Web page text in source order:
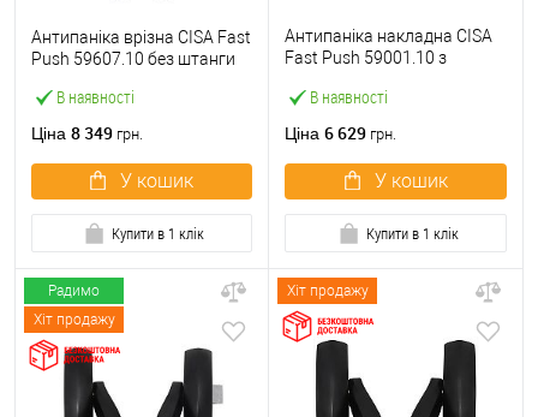
В наявності
Антипаніка врізна CISA Fast
Push 59607.10 без штанги
Ціна 8 349 грн.
У кошик
Купити в 1 клік
В наявності
Антипаніка накладна CISA
Fast Push 59001.10 з
Ціна 6 629 грн.
У кошик
Купити в 1 клік
Радимо
Хіт продажу
Хіт продажу